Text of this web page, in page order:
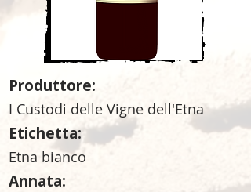
Produttore:
I Custodi delle Vigne dell'Etna
Etichetta:
Etna bianco
Annata: